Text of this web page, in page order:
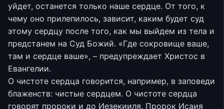
уйдет, останется только наше сердце. От того, к
чему оно прилепилось, зависит, каким будет суд
этому сердцу после того, как мы выйдем из тела и
предстанем на Суд Божий. «Где сокровище ваше,
там и сердце ваше», – предупреждает Христос в
Евангелии.
О чистоте сердца говорится, например, в заповеди
блаженств: чистые сердцем. О чистоте сердца
говорят пророки и до Иезекииля. Пророк Исаия